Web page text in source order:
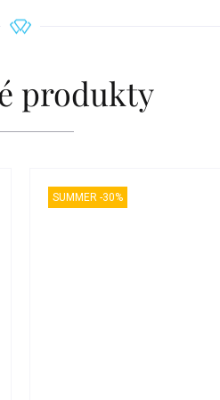
produkty
SUMMER -30%